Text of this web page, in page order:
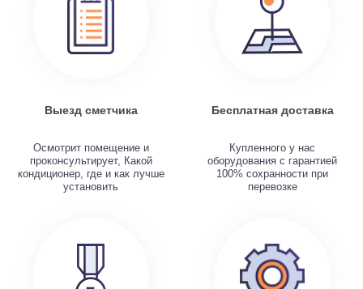
Выезд сметчика
Осмотрит помещение и
проконсультирует, Какой
кондиционер, где и как лучше
установить
Бесплатная доставка
Купленного у нас
оборудования с гарантией
100% сохранности при
перевозке